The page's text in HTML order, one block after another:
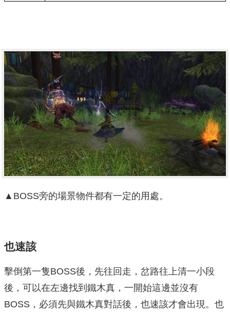
▲BOSS旁的場景物件都有一定的用處。
也速該
擊倒第一隻BOSS後，先往回走，岔路往上清一小段
後，可以在左邊找到鐵木真，一開始這邊並沒有
BOSS，必須先與鐵木真對話後，也速該才會出現。也